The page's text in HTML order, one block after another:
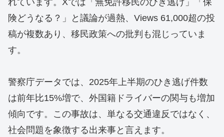
れています。Xでは「無免許移民のひき逃げ」「保
険どうなる？」と議論が過熱、Views 61,000超の投
稿が複数あり、移民政策への批判も混じっていま
す。
警察庁データでは、2025年上半期のひき逃げ件数
は前年比15%増で、外国籍ドライバーの関与も増加
傾向です。この事故は、単なる交通違反ではなく、
社会問題を象徴する出来事と言えます。